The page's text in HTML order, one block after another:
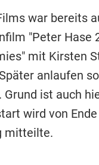
war bereits
"Peter Hase
mit Kirsten
anlaufen
ist auch
wird von
mitteilte.